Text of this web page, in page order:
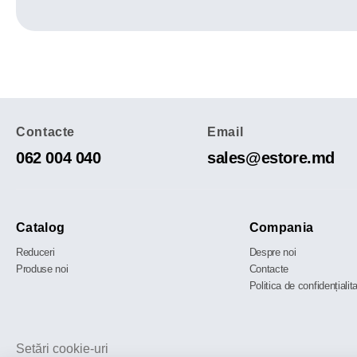
Contacte
062 004 040
Email
sales@estore.md
Catalog
Reduceri
Produse noi
Compania
Despre noi
Contacte
Politica de
Setări cookie-uri